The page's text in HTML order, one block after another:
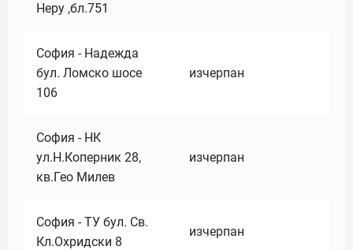
Неру ,бл.751
София - Надежда
бул. Ломско шосе
106
изчерпан
София - НК
ул.Н.Коперник 28,
кв.Гео Милев
изчерпан
София - ТУ бул. Св.
Кл.Охридски 8
изчерпан